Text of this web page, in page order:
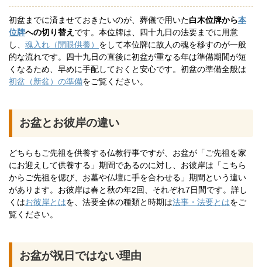
初盆までに済ませておきたいのが、葬儀で用いた白木位牌から本
位牌への切り替え です。本位牌は、四十九日の法要までに用意
し、 魂入れ（開眼供養） をして本位牌に故人の魂を移すのが一般
的な流れです。四十九日の直後に初盆が重なる年は準備期間が短
くなるため、早めに手配しておくと安心です。初盆の準備全般は
初盆（新盆）の準備をご覧ください。
お盆とお彼岸の違い
どちらもご先祖を供養する仏教行事ですが、お盆が「ご先祖を家
にお迎えして供養する」期間であるのに対し、お彼岸は「こちら
からご先祖を偲び、お墓や仏壇に手を合わせる」期間という違い
があります。お彼岸は春と秋の年2回、それぞれ7日間です。詳し
くはお彼岸とはを、法要全体の種類と時期は法事・法要とはをご
覧ください。
お盆が祝日ではない理由